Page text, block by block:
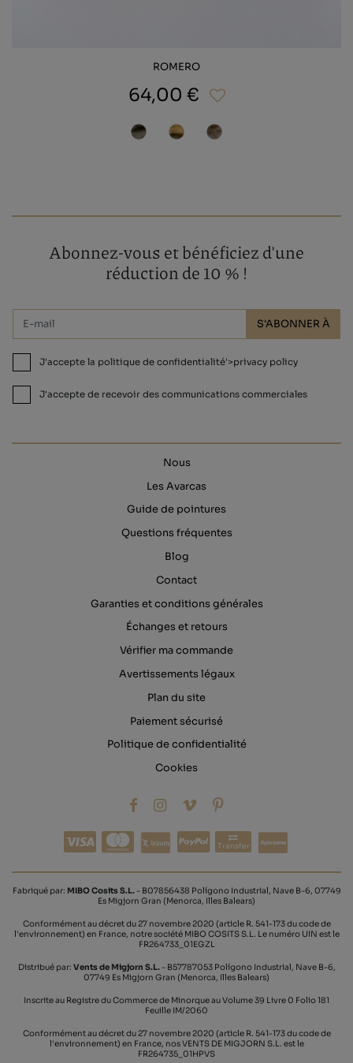
ROMERO
64,00 €
Abonnez-vous et bénéficiez d'une
réduction de 10 % !
S'ABONNER À
J'accepte la politique de confidentialité'>privacy policy
J'accepte de recevoir des communications commerciales
Nous
Les Avarcas
Guide de pointures
Questions fréquentes
Blog
Contact
Garanties et conditions générales
Échanges et retours
Vérifier ma commande
Avertissements légaux
Plan du site
Paiement sécurisé
Politique de confidentialité
Cookies
Transfer
Fabriqué par: MIBO Cosits S.L.- B07856438 Polígono Industrial, Nave B-6, 07749
Es Migjorn Gran (Menorca, Illes Balears)
Conformément au décret du 27 novembre 2020 (article R. 541-173 du code de
l'environnement) en France, notre société MIBO COSITS S.L. Le numéro UIN est le
FR264733_01EGZL
Distribué par: Vents de Migjorn S.L.- B57787053 Polígono Industrial, Nave B-6,
07749 Es Migjorn Gran (Menorca, Illes Balears)
Inscrite au Registre du Commerce de Minorque au Volume 39 Livre 0 Folio 181
Feuille IM/2060
Conformément au décret du 27 novembre 2020 (article R. 541-173 du code de
l'environnement) en France, nos VENTS DE MIGJORN S.L. est le
FR264735_01HPVS